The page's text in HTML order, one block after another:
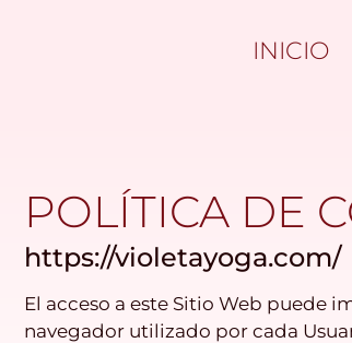
INICIO
POLÍTICA DE
https://violetayoga.com/
El acceso a este Sitio Web puede
navegador utilizado por cada